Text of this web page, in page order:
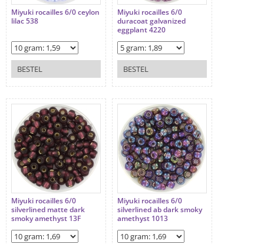
Miyuki rocailles 6/0 ceylon
lilac 538
BESTEL
Miyuki rocailles 6/0
duracoat galvanized
eggplant 4220
BESTEL
Miyuki rocailles 6/0
silverlined matte dark
smoky amethyst 13F
Miyuki rocailles 6/0
silverlined ab dark smoky
amethyst 1013